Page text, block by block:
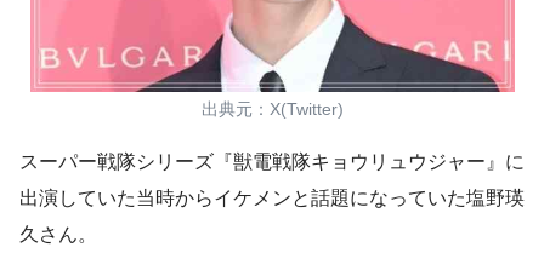
出典元：X(Twitter)
スーパー戦隊シリーズ『獣電戦隊キョウリュウジャー』に
出演していた当時からイケメンと話題になっていた塩野瑛
久さん。